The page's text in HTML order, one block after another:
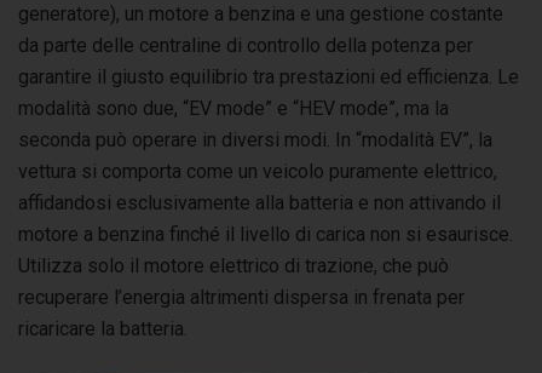
generatore), un motore a benzina e una gestione costante
da parte delle centraline di controllo della potenza per
garantire il giusto equilibrio tra prestazioni ed efficienza. Le
modalità sono due, “EV mode” e “HEV mode”, ma la
seconda può operare in diversi modi. In “modalità EV”, la
vettura si comporta come un veicolo puramente elettrico,
affidandosi esclusivamente alla batteria e non attivando il
motore a benzina finché il livello di carica non si esaurisce.
Utilizza solo il motore elettrico di trazione, che può
recuperare l’energia altrimenti dispersa in frenata per
ricaricare la batteria.